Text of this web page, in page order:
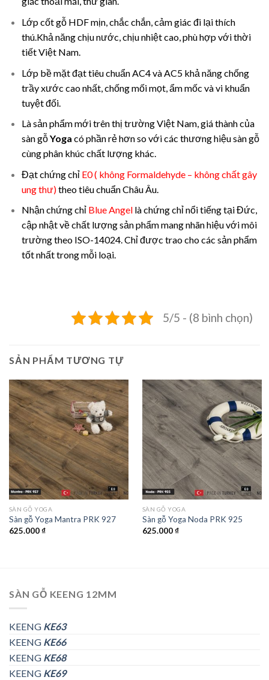
Lớp cốt gỗ HDF mịn, chắc chắn, cảm giác đi lại thích
thú.Khả năng chịu nước, chịu nhiệt cao, phù hợp với thời
tiết Việt Nam.
Lớp bề mặt đạt tiêu chuẩn AC4 và AC5 khả năng chống
trầy xước cao nhất, chống mối mọt, ẩm mốc và vi khuẩn
tuyệt đối.
Là sản phẩm mới trên thị trường Việt Nam, giá thành của
sàn gỗYoga có phần rẻ hơn so với các thương hiệu sàn gỗ
cùng phân khúc chất lượng khác.
Đạt chứng chỉ E0( không Formaldehyde – không chất gây
ung thư)theo tiêu chuẩn Châu Âu.
Nhận chứng chỉ Blue Angellà chứng chỉ nổi tiếng tại Đức,
cập nhật về chất lượng sản phẩm mang nhãn hiệu với môi
trường theo ISO-14024. Chỉ được trao cho các sản phẩm
tốt nhất trong mỗi loại.
5/5 - (8 bình chọn)
SẢN PHẨM TƯƠNG TỰ
SÀN GỖ YOGA
Sàn gỗ Yoga Mantra PRK 927
625.000₫
SÀN GỖ YOGA
Sàn gỗ Yoga Noda PRK 925
625.000₫
SÀN GỖ KEENG 12MM
KEENG KE63
KEENG KE66
KEENG KE68
KEENG KE69